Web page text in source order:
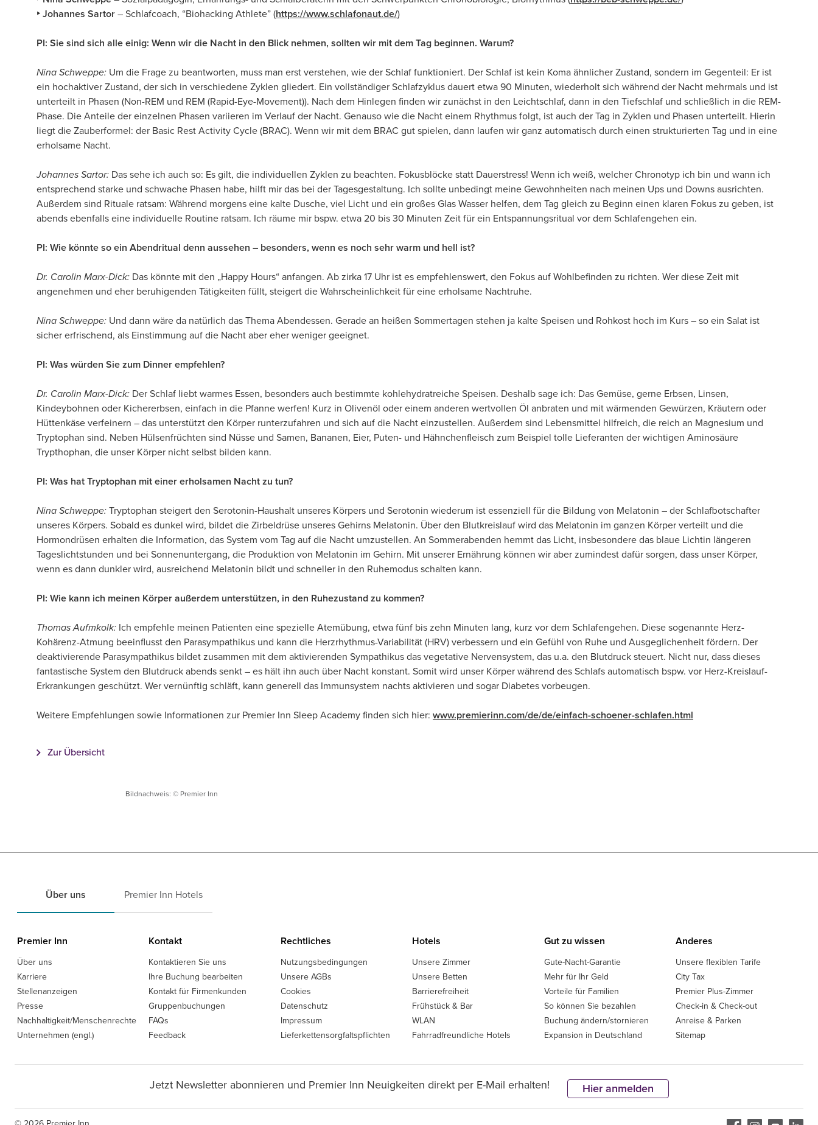
‣ Johannes Sartor – Schlafcoach, “Biohacking Athlete” (https://www.schlafonaut.de/)
PI: Sie sind sich alle einig: Wenn wir die Nacht in den Blick nehmen, sollten wir mit dem Tag beginnen. Warum?
Nina Schweppe: Um die Frage zu beantworten, muss man erst verstehen, wie der Schlaf funktioniert. Der Schlaf ist kein Koma ähnlicher Zustand, sondern im Gegenteil: Er ist
ein hochaktiver Zustand, der sich in verschiedene Zyklen gliedert. Ein vollständiger Schlafzyklus dauert etwa 90 Minuten, wiederholt sich während der Nacht mehrmals und ist
unterteilt in Phasen (Non-REM und REM (Rapid-Eye-Movement)). Nach dem Hinlegen finden wir zunächst in den Leichtschlaf, dann in den Tiefschlaf und schließlich in die REM-
Phase. Die Anteile der einzelnen Phasen variieren im Verlauf der Nacht. Genauso wie die Nacht einem Rhythmus folgt, ist auch der Tag in Zyklen und Phasen unterteilt. Hierin
liegt die Zauberformel: der Basic Rest Activity Cycle (BRAC). Wenn wir mit dem BRAC gut spielen, dann laufen wir ganz automatisch durch einen strukturierten Tag und in eine
erholsame Nacht.
Johannes Sartor: Das sehe ich auch so: Es gilt, die individuellen Zyklen zu beachten. Fokusblöcke statt Dauerstress! Wenn ich weiß, welcher Chronotyp ich bin und wann ich
entsprechend starke und schwache Phasen habe, hilft mir das bei der Tagesgestaltung. Ich sollte unbedingt meine Gewohnheiten nach meinen Ups und Downs ausrichten.
Außerdem sind Rituale ratsam: Während morgens eine kalte Dusche, viel Licht und ein großes Glas Wasser helfen, dem Tag gleich zu Beginn einen klaren Fokus zu geben, ist
abends ebenfalls eine individuelle Routine ratsam. Ich räume mir bspw. etwa 20 bis 30 Minuten Zeit für ein Entspannungsritual vor dem Schlafengehen ein.
PI: Wie könnte so ein Abendritual denn aussehen – besonders, wenn es noch sehr warm und hell ist?
Dr. Carolin Marx-Dick: Das könnte mit den „Happy Hours“ anfangen. Ab zirka 17 Uhr ist es empfehlenswert, den Fokus auf Wohlbefinden zu richten. Wer diese Zeit mit
angenehmen und eher beruhigenden Tätigkeiten füllt, steigert die Wahrscheinlichkeit für eine erholsame Nachtruhe.
Nina Schweppe: Und dann wäre da natürlich das Thema Abendessen. Gerade an heißen Sommertagen stehen ja kalte Speisen und Rohkost hoch im Kurs – so ein Salat ist
sicher erfrischend, als Einstimmung auf die Nacht aber eher weniger geeignet.
PI: Was würden Sie zum Dinner empfehlen?
Dr. Carolin Marx-Dick: Der Schlaf liebt warmes Essen, besonders auch bestimmte kohlehydratreiche Speisen. Deshalb sage ich: Das Gemüse, gerne Erbsen, Linsen,
Kindeybohnen oder Kichererbsen, einfach in die Pfanne werfen! Kurz in Olivenöl oder einem anderen wertvollen Öl anbraten und mit wärmenden Gewürzen, Kräutern oder
Hüttenkäse verfeinern – das unterstützt den Körper runterzufahren und sich auf die Nacht einzustellen. Außerdem sind Lebensmittel hilfreich, die reich an Magnesium und
Tryptophan sind. Neben Hülsenfrüchten sind Nüsse und Samen, Bananen, Eier, Puten- und Hähnchenfleisch zum Beispiel tolle Lieferanten der wichtigen Aminosäure
Trypthophan, die unser Körper nicht selbst bilden kann.
PI: Was hat Tryptophan mit einer erholsamen Nacht zu tun?
Nina Schweppe: Tryptophan steigert den Serotonin-Haushalt unseres Körpers und Serotonin wiederum ist essenziell für die Bildung von Melatonin – der Schlafbotschafter
unseres Körpers. Sobald es dunkel wird, bildet die Zirbeldrüse unseres Gehirns Melatonin. Über den Blutkreislauf wird das Melatonin im ganzen Körper verteilt und die
Hormondrüsen erhalten die Information, das System vom Tag auf die Nacht umzustellen. An Sommerabenden hemmt das Licht, insbesondere das blaue Lichtin längeren
Tageslichtstunden und bei Sonnenuntergang, die Produktion von Melatonin im Gehirn. Mit unserer Ernährung können wir aber zumindest dafür sorgen, dass unser Körper,
wenn es dann dunkler wird, ausreichend Melatonin bildt und schneller in den Ruhemodus schalten kann.
PI: Wie kann ich meinen Körper außerdem unterstützen, in den Ruhezustand zu kommen?
Thomas Aufmkolk: Ich empfehle meinen Patienten eine spezielle Atemübung, etwa fünf bis zehn Minuten lang, kurz vor dem Schlafengehen. Diese sogenannte Herz-
Kohärenz-Atmung beeinflusst den Parasympathikus und kann die Herzrhythmus-Variabilität (HRV) verbessern und ein Gefühl von Ruhe und Ausgeglichenheit fördern. Der
deaktivierende Parasympathikus bildet zusammen mit dem aktivierenden Sympathikus das vegetative Nervensystem, das u.a. den Blutdruck steuert. Nicht nur, dass dieses
fantastische System den Blutdruck abends senkt – es hält ihn auch über Nacht konstant. Somit wird unser Körper während des Schlafs automatisch bspw. vor Herz-Kreislauf-
Erkrankungen geschützt. Wer vernünftig schläft, kann generell das Immunsystem nachts aktivieren und sogar Diabetes vorbeugen.
Weitere Empfehlungen sowie Informationen zur Premier Inn Sleep Academy finden sich hier: www.premierinn.com/de/de/einfach-schoener-schlafen.html
Zur Übersicht
Bildnachweis: © Premier Inn
Über uns Premier Inn Hotels
Premier Inn
Über uns
Karriere
Stellenanzeigen
Presse
Nachhaltigkeit/Menschenrechte
Unternehmen (engl.)
Kontakt
Kontaktieren Sie uns
Ihre Buchung bearbeiten
Kontakt für Firmenkunden
Gruppenbuchungen
FAQs
Feedback
Rechtliches
Nutzungsbedingungen
Unsere AGBs
Cookies
Datenschutz
Impressum
Lieferkettensorgfaltspflichten
Hotels
Unsere Zimmer
Unsere Betten
Barrierefreiheit
Frühstück & Bar
WLAN
Fahrradfreundliche Hotels
Gut zu wissen
Gute-Nacht-Garantie
Mehr für Ihr Geld
Vorteile für Familien
So können Sie bezahlen
Buchung ändern/stornieren
Expansion in Deutschland
Anderes
Unsere flexiblen Tarife
City Tax
Premier Plus-Zimmer
Check-in & Check-out
Anreise & Parken
Sitemap
Jetzt Newsletter abonnieren und Premier Inn Neuigkeiten direkt per E-Mail erhalten! Hier anmelden